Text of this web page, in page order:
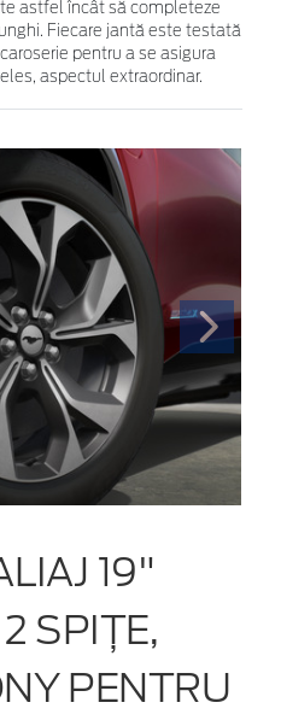
astfel încât să completeze
Fiecare jantă este testată
pentru a se asigura
aspectul extraordinar.
19"
SPIȚE,
PENTRU